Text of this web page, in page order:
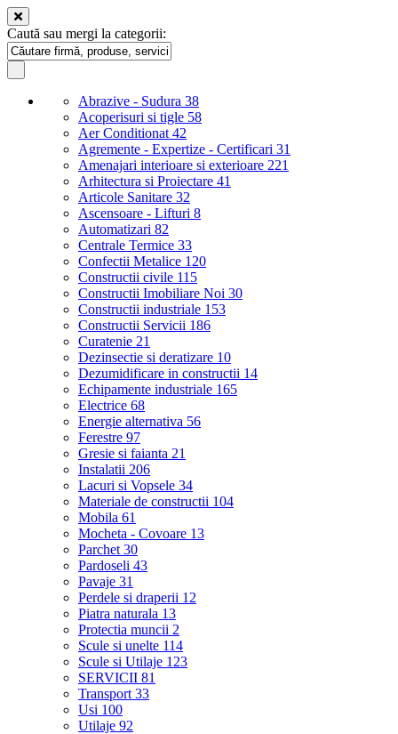
Caută sau mergi la categorii:
Abrazive - Sudura 38
Acoperisuri si tigle 58
Aer Conditionat 42
Agremente - Expertize - Certificari 31
Amenajari interioare si exterioare 221
Arhitectura si Proiectare 41
Articole Sanitare 32
Ascensoare - Lifturi 8
Automatizari 82
Centrale Termice 33
Confectii Metalice 120
Constructii civile 115
Constructii Imobiliare Noi 30
Constructii industriale 153
Constructii Servicii 186
Curatenie 21
Dezinsectie si deratizare 10
Dezumidificare in constructii 14
Echipamente industriale 165
Electrice 68
Energie alternativa 56
Ferestre 97
Gresie si faianta 21
Instalatii 206
Lacuri si Vopsele 34
Materiale de constructii 104
Mobila 61
Mocheta - Covoare 13
Parchet 30
Pardoseli 43
Pavaje 31
Perdele si draperii 12
Piatra naturala 13
Protectia muncii 2
Scule si unelte 114
Scule si Utilaje 123
SERVICII 81
Transport 33
Usi 100
Utilaje 92